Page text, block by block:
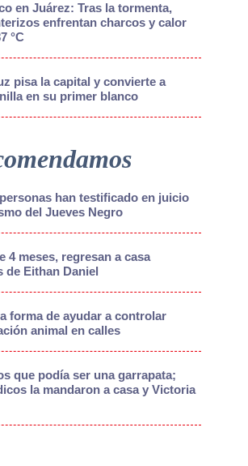
en Juárez: Tras la tormenta,
enfrentan charcos y calor
°C
pisa la capital y convierte a
en su primer blanco
han testificado en juicio
del Jueves Negro
4 meses, regresan a casa
de Eithan Daniel
forma de ayudar a controlar
animal en calles
que podía ser una garrapata;
la mandaron a casa y Victoria